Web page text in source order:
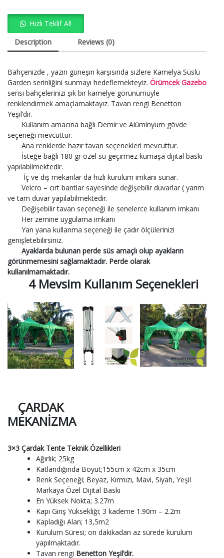
Hızlı Teklif Al!
Description
Reviews (0)
Bahçenizde , yazın güneşin karşısında sizlere Kamelya Süslü
Garden serinliğini sunmayı hedeflemekteyiz. Örümcek Gazebo
serisi bahçelerinizi şık bir kamelye görünümüyle
renklendirmek amaçlamaktayız. Tavan rengi Benetton
Yeşil’dir.
Kullanım amacına bağlı Demir ve Alüminyum gövde
seçeneği mevcuttur.
Ana renklerde hazır tavan seçenekleri mevcuttur.
İsteğe bağlı 180 gr özel su geçirmez kumaşa dijital baskı
yapılabilmektedir.
İç ve dış mekanlar da hızlı kurulum imkanı sunar.
Velcro – cırt bantlar sayesinde değişebilir duvarlar ( yarım
ve tam duvar yapılabilmektedir.
Değişebilir tavan seçeneği ile senelerce kullanım imkanı
Her zemine uygulama imkanı
Yan yana kullanma seçeneği ile çadır ölçülerinizi
genişletebilirsiniz.
Ayaklarda bulunan perde süs amaçlı olup ayakların
görünmemesini sağlamaktadır. Perde olarak
kullanılmamaktadır.
4 Mevsim Kullanım Seçenekleri
ÇARDAK
MEKANİZMA
3×3 Çardak Tente Teknik Özellikleri
Ağırlık; 25kg
Katlandığında Boyut;155cm x 42cm x 35cm
Renk Seçeneği; Beyaz, Kırmızı, Mavi, Siyah, Yeşil
Markaya Özel Dijital Baskı
En Yüksek Nokta; 3.27m
Kapı Giriş Yüksekliği; 3 kademe 1.90m – 2.2m
Kapladığı Alan; 13,5m2
Kurulum Süresi; on dakikadan az sürede kurulum
yapılmaktadır.
Tavan rengi Benetton Yeşil‘dir.